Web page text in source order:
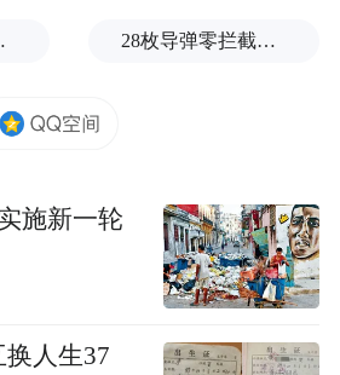
委员亭”左侧，与慧门如沛
炮弹 28枚导弹零拦截！基辅防空失灵，西方靠不住了
施新一轮
换人生37